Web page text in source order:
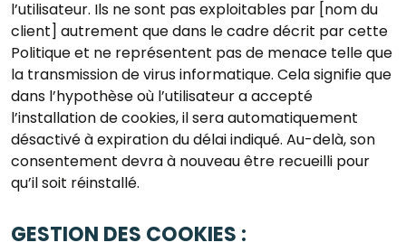
l’utilisateur. Ils ne sont pas exploitables par [nom du
client] autrement que dans le cadre décrit par cette
Politique et ne représentent pas de menace telle que
la transmission de virus informatique. Cela signifie que
dans l’hypothèse où l’utilisateur a accepté
l’installation de cookies, il sera automatiquement
désactivé à expiration du délai indiqué. Au-delà, son
consentement devra à nouveau être recueilli pour
qu’il soit réinstallé.
GESTION DES COOKIES :